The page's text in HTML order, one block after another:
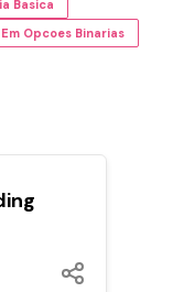
Basica
Opcoes Binarias